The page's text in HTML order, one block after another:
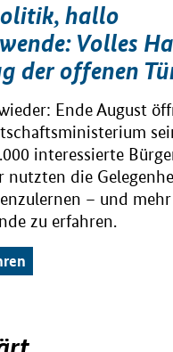
hallo
Volles
der offenen
Ende August
interessierte
nutzten die
– und
zu erfahren.